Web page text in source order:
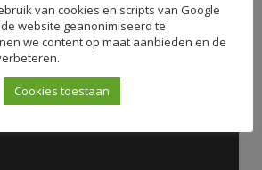
van cookies en scripts van Google
website geanonimiseerd te
we content op maat aanbieden en de
Cookies toestaan